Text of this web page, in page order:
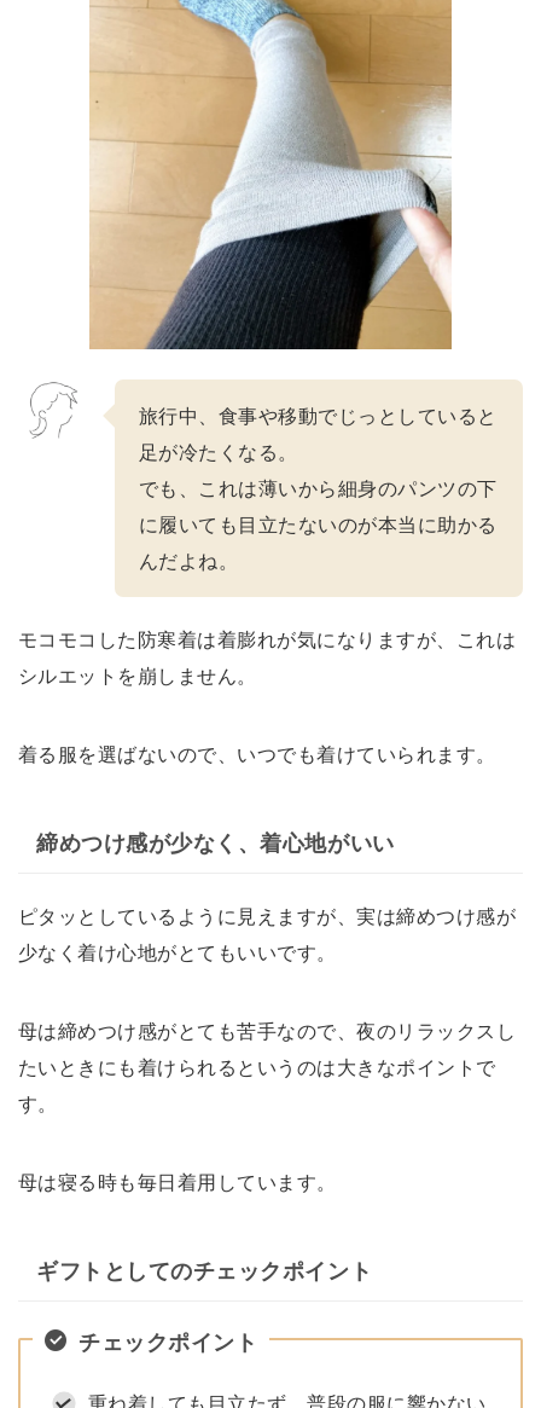
旅行中、食事や移動でじっとしていると
足が冷たくなる。
でも、これは薄いから細身のパンツの下
に履いても目立たないのが本当に助かる
んだよね。
モコモコした防寒着は着膨れが気になりますが、これは
シルエットを崩しません。
着る服を選ばないので、いつでも着けていられます。
締めつけ感が少なく、着心地がいい
ピタッとしているように見えますが、実は締めつけ感が
少なく着け心地がとてもいいです。
母は締めつけ感がとても苦手なので、夜のリラックスし
たいときにも着けられるというのは大きなポイントで
す。
母は寝る時も毎日着用しています。
ギフトとしてのチェックポイント
チェックポイント
重ね着しても目立たず、普段の服に響かない